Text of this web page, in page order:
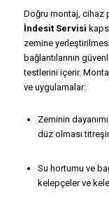
Doğru montaj, cihaz
İndesit Servisi
zemine
bağlantılarının
testlerini içerir.
ve uygulamalar:
Zeminin
düz olması
Su hortumu ve
kelepçeler ve